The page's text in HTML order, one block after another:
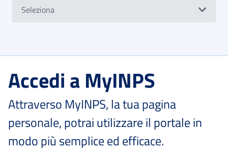
Seleziona
Accedi a MyINPS
Attraverso MyINPS, la tua pagina
personale, potrai utilizzare il portale in
modo più semplice ed efficace.